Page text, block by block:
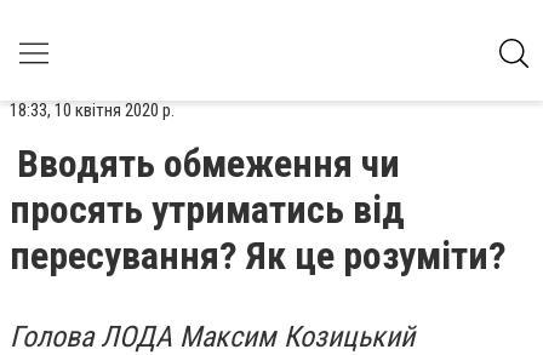
18:33, 10 квітня 2020 р.
Вводять обмеження чи
просять утриматись від
пересування? Як це розуміти?
Голова ЛОДА Максим Козицький